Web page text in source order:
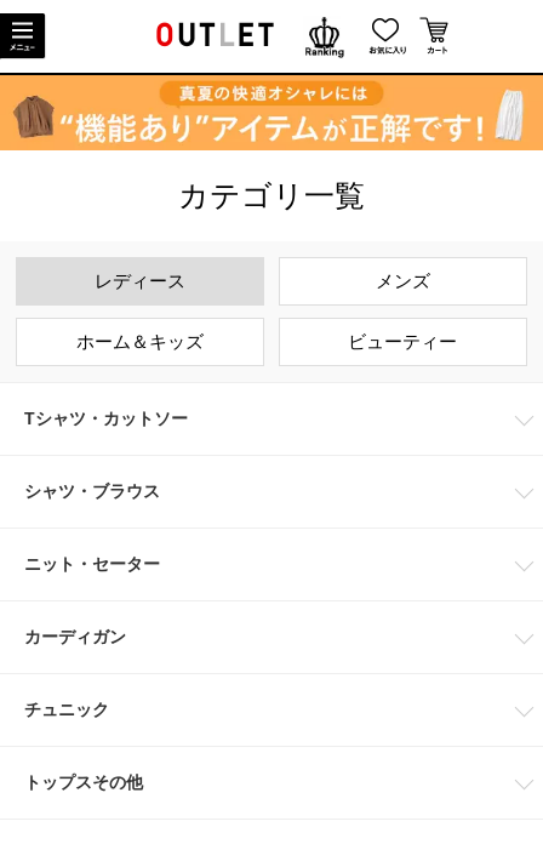
カテゴリ一覧
レディース メンズ
ホーム＆キッズ ビューティー
Tシャツ・カットソー
シャツ・ブラウス
ニット・セーター
カーディガン
チュニック
トップスその他